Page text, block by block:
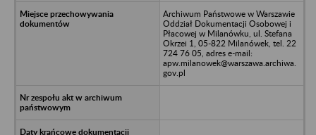
Archiwum Państwowe w Warszawie
Oddział Dokumentacji Osobowej i
Płacowej w Milanówku, ul. Stefana
Okrzei 1, 05-822 Milanówek, tel. 22
724 76 05, adres e-mail:
apw.milanowek@warszawa.archiwa.
gov.pl